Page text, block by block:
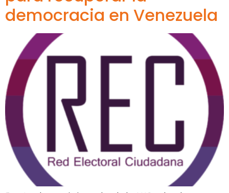
democracia en Venezuela